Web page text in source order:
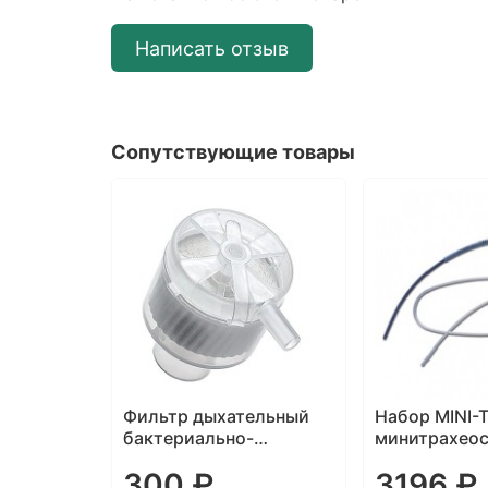
Написать отзыв
Сопутствующие товары
Набор MINI-TRACH для
минитрахеостомии
трубка